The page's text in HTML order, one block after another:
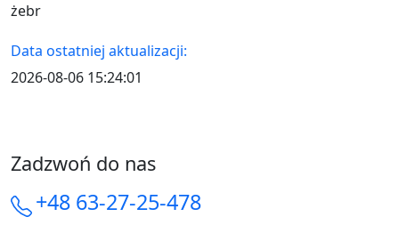
żebr
Data ostatniej aktualizacji:
2026-08-06 15:24:01
Zadzwoń do nas
+48 63-27-25-478